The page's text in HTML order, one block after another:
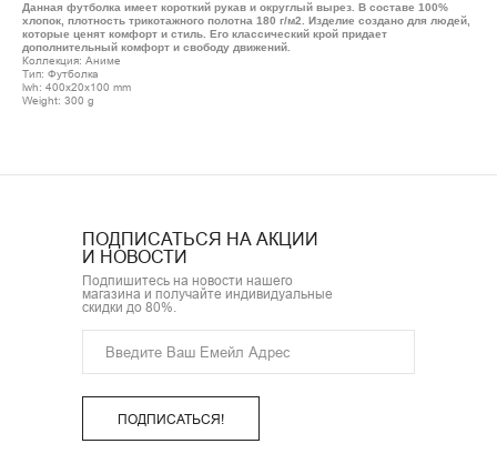
Данная футболка имеет короткий рукав и округлый вырез. В составе 100%
хлопок, плотность трикотажного полотна 180 г/м2. Изделие создано для людей,
которые ценят комфорт и стиль. Его классический крой придает
дополнительный комфорт и свободу движений.
Коллекция: Аниме
Тип: Футболка
lwh: 400x20x100 mm
Weight: 300 g
ПОДПИСАТЬСЯ НА АКЦИИ
И НОВОСТИ
Подпишитесь на новости нашего
магазина и получайте индивидуальные
скидки до 80%.
ПОДПИСАТЬСЯ!